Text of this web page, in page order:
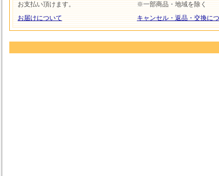
お支払い頂けます。
お届けについて
※一部商品・地域を除く
キャンセル・返品・交換に